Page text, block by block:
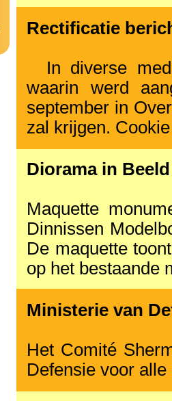
Rectificatie
In diverse
waarin werd
september in
zal krijgen.
Diorama in Beeld
Maquette
Dinnissen
De maquette
op het
Ministerie van
Het Comité
Defensie voor